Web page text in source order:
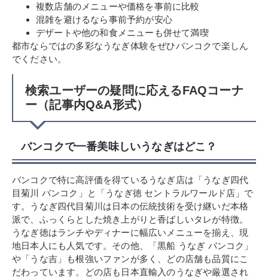
複数店舗のメニューや価格を事前に比較
混雑を避けるなら事前予約が安心
デザートや他の和食メニューも併せて満喫
都市ならではの多彩なうなぎ体験をぜひバンコクで楽しん
でください。
検索ユーザーの疑問に応えるFAQコーナ
ー（記事内Q&A形式）
バンコクで一番美味しいうなぎはどこ？
バンコクで特に高評価を得ているうなぎ店は「うなぎ四代
目菊川 バンコク」と「うなぎ徳 セントラルワールド店」で
す。うなぎ四代目菊川は日本の伝統技術を受け継いだ本格
派で、ふっくらとした焼き上がりと香ばしいタレが特徴。
うなぎ徳はランチやディナーに幅広いメニューを揃え、現
地日本人にも人気です。その他、「黒船 うなぎ バンコク」
や「うな吉」も根強いファンが多く、どの店舗も品質にこ
だわっています。どの店も日本直輸入のうなぎや厳選され